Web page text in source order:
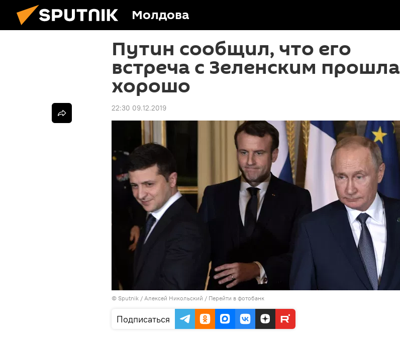
Молдова
Путин сообщил, что его
встреча с Зеленским прошла
хорошо
22:30 09.12.2019
© Sputnik / Алексей Никольский / Перейти в фотобанк
Подписаться